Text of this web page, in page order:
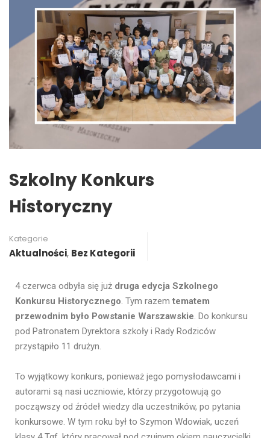
Szkolny Konkurs
Historyczny
Kategorie
Aktualności, Bez Kategorii
4 czerwca odbyła się już druga edycja Szkolnego
Konkursu Historycznego . Tym razem tematem
przewodnim było Powstanie Warszawskie . Do konkursu
pod Patronatem Dyrektora szkoły i Rady Rodziców
przystąpiło 11 drużyn.
To wyjątkowy konkurs, ponieważ jego pomysłodawcami i
autorami są nasi uczniowie, którzy przygotowują go
począwszy od źródeł wiedzy dla uczestników, po pytania
konkursowe. W tym roku był to Szymon Wdowiak, uczeń